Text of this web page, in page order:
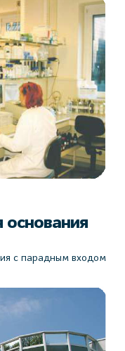
основания
с парадным входом